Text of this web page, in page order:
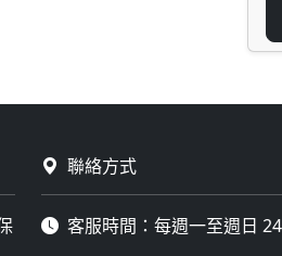
聯絡方式
客服時間：每週一至週日